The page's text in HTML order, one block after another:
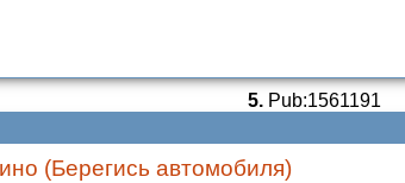
5. Pub:1561191
(Берегись автомобиля)